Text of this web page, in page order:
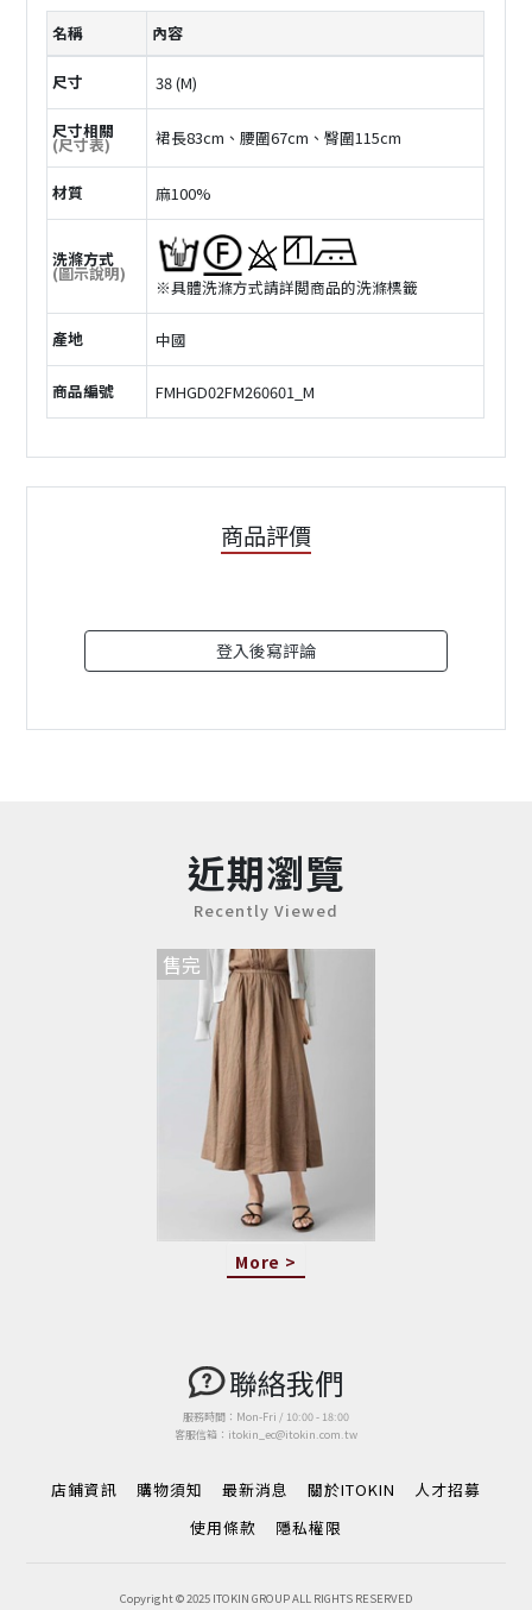
名稱 內容
尺寸 38 (M)
尺寸相關
(尺寸表) 裙長83cm、腰圍67cm、臀圍115cm
材質 麻100%
洗滌方式
(圖示說明)
※具體洗滌方式請詳閲商品的洗滌標籤
產地 中國
商品編號 FMHGD02FM260601_M
商品評價
登入後寫評論
近期瀏覽
Recently Viewed
售完
More >
聯絡我們
服務時間：Mon-Fri / 10:00 - 18:00
客服信箱：itokin_ec@itokin.com.tw
店鋪資訊 購物須知 最新消息 關於ITOKIN
人才招募
使用條款
隱私權限
Copyright © 2025 ITOKIN GROUP ALL RIGHTS RESERVED